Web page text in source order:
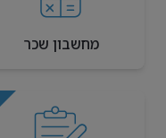
מחשבון שכר